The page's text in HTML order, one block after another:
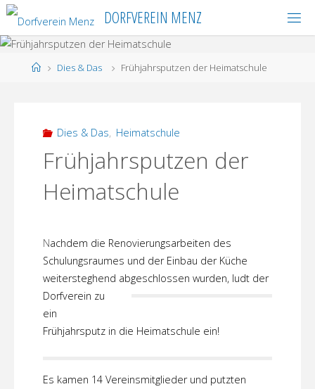
Skip
content
DORFVEREIN MENZ
HomeDies & Das Frühjahrsputzen der Heimatschule
Dies & Das, Heimatschule
Frühjahrsputzen der
Heimatschule
Nachdem die Renovierungsarbeiten des
Schulungsraumes und der Einbau der Küche
weitersteghend abgeschlossen wurden, ludt der
Dorfverein zu
ein
Frühjahrsputz in die Heimatschule ein!
Es kamen 14 Vereinsmitglieder und putzten